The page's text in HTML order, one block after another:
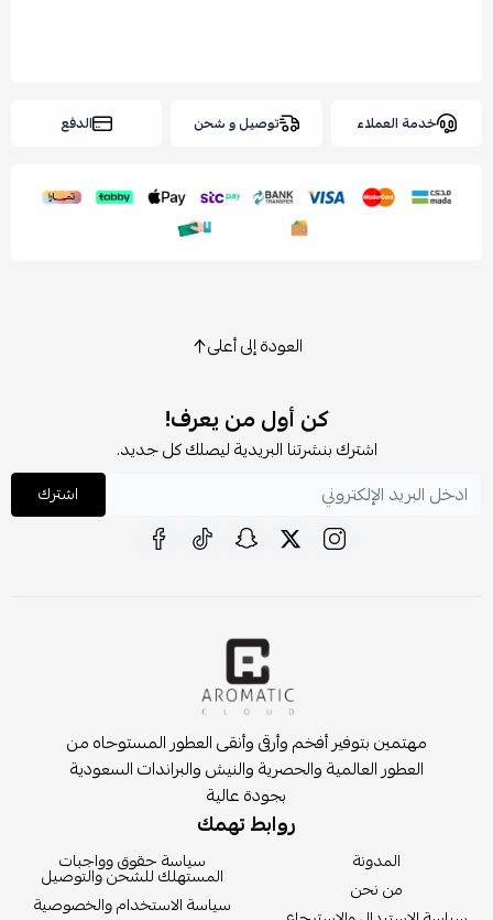
خدمة العملاء توصيل و شحن الدفع
العودة إلى أعلى
كن أول من يعرف!
اشترك بنشرتنا البريدية ليصلك كل جديد.
اشترك
مهتمين بتوفير أفخم وأرقى وأنقى العطور المستوحاه من
العطور العالمية والحصرية والنيش والبراندات السعودية
بجودة عالية
روابط تهمك
المدونة
من نحن
سياسة حقوق وواجبات
المستهلك للشحن والتوصيل
سياسة الاستخدام والخصوصية